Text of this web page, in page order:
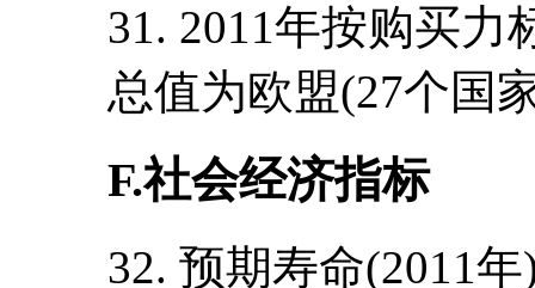
31. 2011年按购买
总值为欧盟(27个国
F.社会经济指标
32. 预期寿命(2011